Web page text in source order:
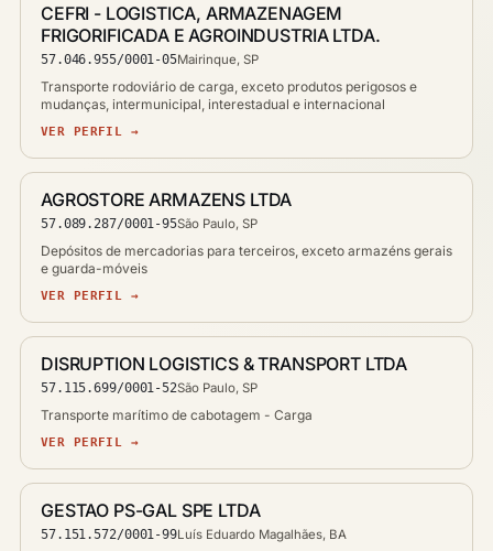
CEFRI - LOGISTICA, ARMAZENAGEM
FRIGORIFICADA E AGROINDUSTRIA LTDA.
57.046.955/0001-05Mairinque, SP
Transporte rodoviário de carga, exceto produtos perigosos e
mudanças, intermunicipal, interestadual e internacional
VER PERFIL →
AGROSTORE ARMAZENS LTDA
57.089.287/0001-95São Paulo, SP
Depósitos de mercadorias para terceiros, exceto armazéns gerais
e guarda-móveis
VER PERFIL →
DISRUPTION LOGISTICS & TRANSPORT LTDA
57.115.699/0001-52São Paulo, SP
Transporte marítimo de cabotagem - Carga
VER PERFIL →
GESTAO PS-GAL SPE LTDA
57.151.572/0001-99Luís Eduardo Magalhães, BA